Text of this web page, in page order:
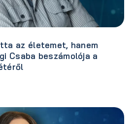
az életemet, hanem
Csaba beszámolója a